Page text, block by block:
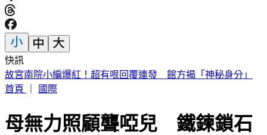
快訊
外傳石崇良辭衛福部長？政院回應了：無相關討論
首頁
國際
母無力照顧聾啞兒 鐵鍊鎖石